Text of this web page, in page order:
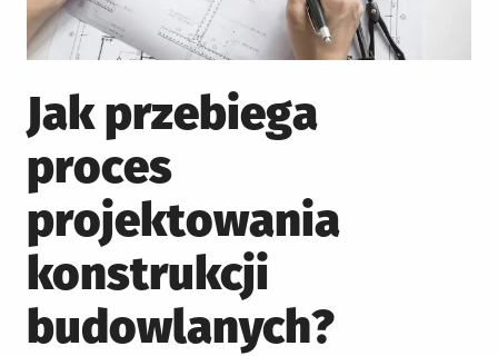
Jak przebiega
proces
projektowania
konstrukcji
budowlanych?